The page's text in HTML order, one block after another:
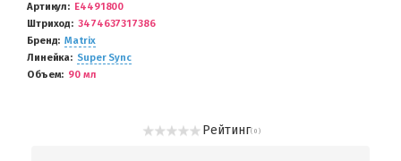
Артикул
E4491800
Штриход
3474637317386
Бренд
Matrix
Линейка
Super Sync
Объем
90 мл
Рейтинг( 0 )